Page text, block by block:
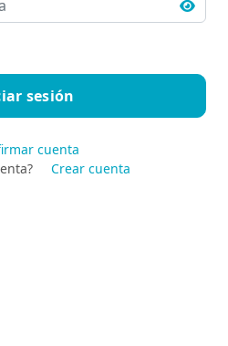
cuenta
Crear cuenta